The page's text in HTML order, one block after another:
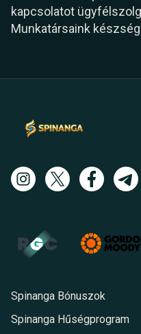
kapcsolatot
Munkatársaink
Spinanga Bónuszok
Spinanga Hűségprogram